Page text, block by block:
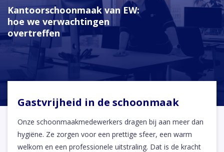
Kantoorschoonmaak van EW:
hoe we verwachtingen
overtreffen
Gastvrijheid in de schoonmaak
Onze schoonmaakmedewerkers dragen bij aan meer dan
hygiëne. Ze zorgen voor een prettige sfeer, een warm
welkom en een professionele uitstraling. Dat is de kracht